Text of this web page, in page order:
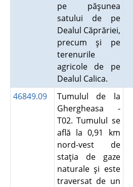
pe păşunea
satului de pe
Dealul Căprăriei,
precum şi pe
terenurile
agricole de pe
Dealul Calica.
46849.09
Tumulul de la
Ghergheasa -
T02. Tumulul se
află la 0,91 km
nord-vest de
staţia de gaze
naturale şi este
traversat de un